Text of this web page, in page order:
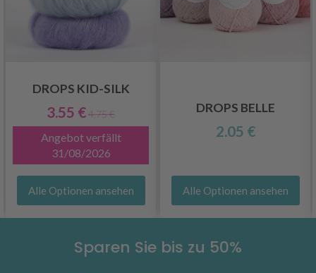
DROPS KID-SILK
3.55 €4.75 €
Angebot verfällt
31/08/2026
Alle Optionen ansehen
DROPS BELLE
2.05 €
Alle Optionen ansehen
Sparen Sie bis zu 50%